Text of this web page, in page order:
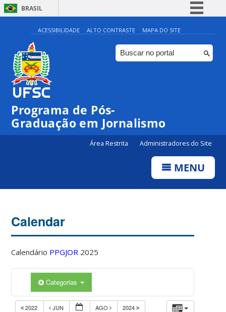
BRASIL
Simplifique!
Comunica BR
Participe
ACESSIBILIDADE ALTO CONTRASTE MAPA DO SITE
Programa de Pós-
Graduação em Jornalismo
Área Restrita Administradores do Site
MENU
Calendar
Calendário PPGJOR 2025
Categorias
2022 JUN AGO 2024